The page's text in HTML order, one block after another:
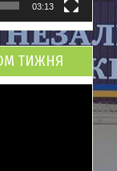
03:13
ТИЖНЯ